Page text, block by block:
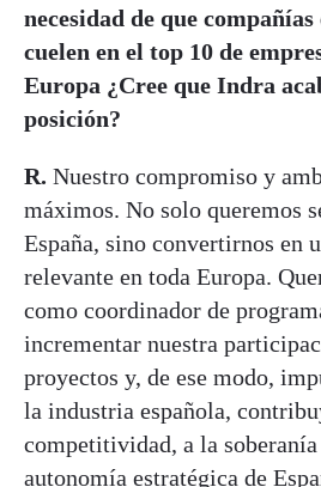
necesidad de que compañías
cuelen en el top 10 de
Europa ¿Cree que Indra
posición?
R. Nuestro compromiso y
máximos. No solo queremos
España, sino convertirnos en
relevante en toda Europa.
como coordinador de
incrementar nuestra
proyectos y, de ese modo,
la industria española,
competitividad, a la
autonomía estratégica de